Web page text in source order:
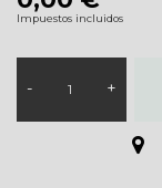
Impuestos incluidos
- +